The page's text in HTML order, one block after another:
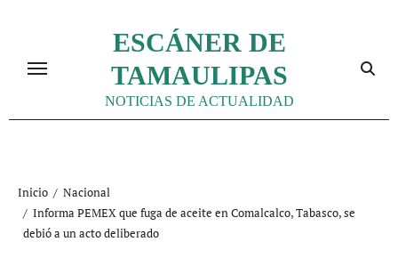
contenido
ESCÁNER DE
TAMAULIPAS
NOTICIAS DE ACTUALIDAD
Inicio
Nacional
Informa PEMEX que fuga de aceite en Comalcalco, Tabasco, se
debió a un acto deliberado